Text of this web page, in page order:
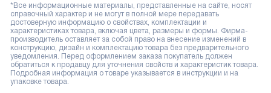
*Все информационные материалы, представленные на сайте, носят
справочный характер и не могут в полной мере передавать
достоверную информацию о свойствах, комплектации и
характеристиках товара, включая цвета, размеры и формы. Фирма-
производитель оставляет за собой право на внесение изменений в
конструкцию, дизайн и комплектацию товара без предварительного
уведомления. Перед оформлением заказа покупатель должен
обратиться к продавцу для уточнения свойств и характеристик товара.
Подробная информация о товаре указывается в инструкции и на
упаковке товара.